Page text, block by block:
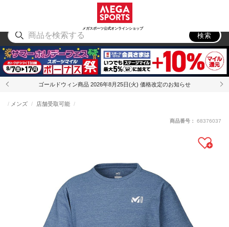
メガスポーツ公式オンラインショップ
アウトドア
検索
ゴールドウィン商品 2026年8月25日(火) 価格改定のお知らせ
メンズ 店舗受取可能
商品番号： 68376037